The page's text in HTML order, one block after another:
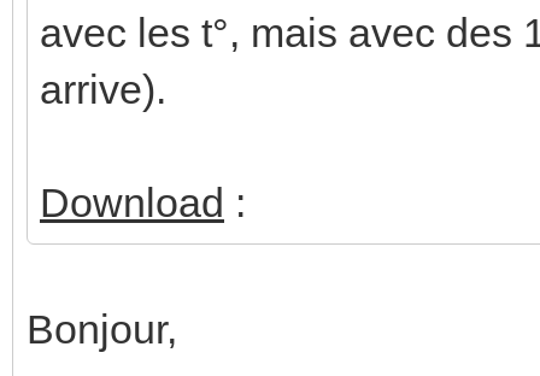
avec les t°, mais avec des
arrive).
Download :
Bonjour,